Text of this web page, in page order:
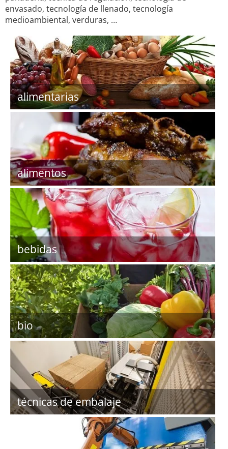
envasado, tecnología de llenado, tecnología
medioambiental, verduras, …
alimentarias
alimentos
bebidas
bio
técnicas de embalaje